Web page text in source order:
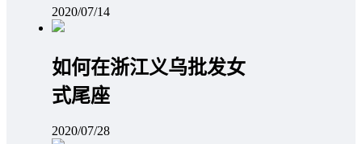
2020/07/14
如何在浙江义乌批发女
式尾座
2020/07/28